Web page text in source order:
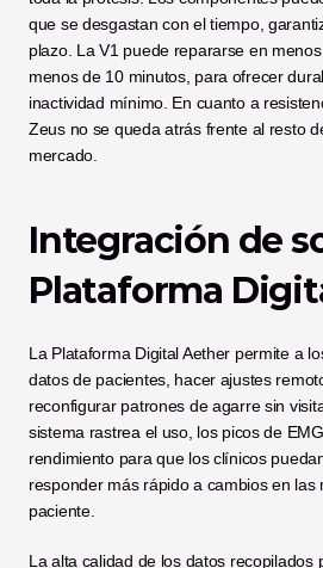
que se desgastan con el tiempo,
plazo. La V1 puede repararse en
menos de 10 minutos, para ofrecer
inactividad mínimo. En cuanto a
Zeus no se queda atrás frente al resto
mercado.
Integración de
Plataforma
La Plataforma Digital Aether permite a
datos de pacientes, hacer ajustes
reconfigurar patrones de agarre sin
sistema rastrea el uso, los picos de
rendimiento para que los clínicos
responder más rápido a cambios en las
paciente.
La alta calidad de los datos recopilados